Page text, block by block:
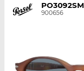
PO3092SM
900656